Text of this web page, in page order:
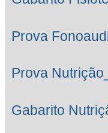
Prova
Prova
Gabarito